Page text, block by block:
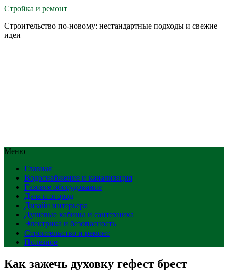
Стройка и ремонт
Строительство по-новому: нестандартные подходы и свежие
идеи
Меню
Главная
Водоснабжение и канализация
Газовое оборудование
Дача и огород
Дизайн интерьера
Душевые кабины и сантехника
Электрика и безопасность
Строительство и ремонт
Полезное
Как зажечь духовку гефест брест